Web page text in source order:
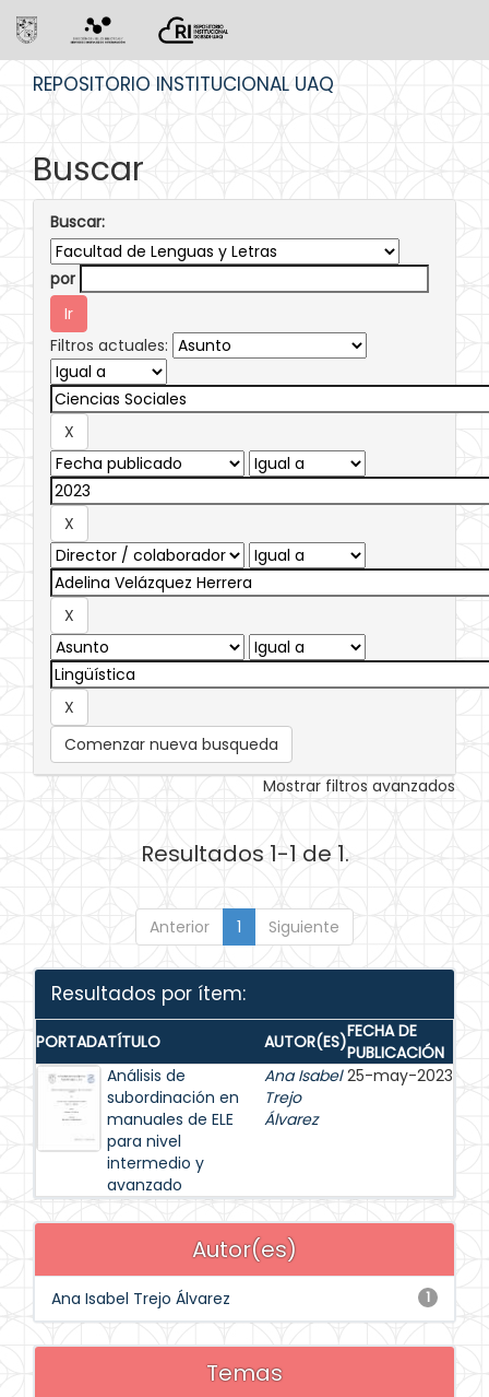
REPOSITORIO INSTITUCIONAL UAQ
Buscar
Buscar:
por
Filtros actuales:
Comenzar nueva busqueda
Mostrar filtros avanzados
Resultados 1-1 de 1.
Anterior 1 Siguiente
Resultados por ítem:
PORTADATÍTULO AUTOR(ES)FECHA DE
PUBLICACIÓN
Análisis de
subordinación en
manuales de ELE
para nivel
intermedio y
avanzado
Ana Isabel
Trejo
Álvarez
25-may-2023
Autor(es)
1
Ana Isabel Trejo Álvarez
Temas